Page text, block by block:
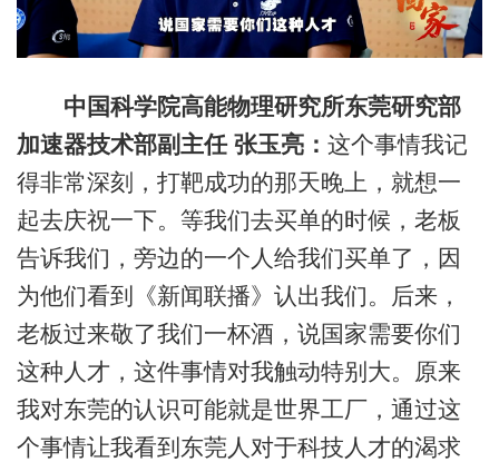
中国科学院高能物理研究所东莞研究部
加速器技术部副主任 张玉亮： 这个事情我记
得非常深刻，打靶成功的那天晚上，就想一
起去庆祝一下。等我们去买单的时候，老板
告诉我们，旁边的一个人给我们买单了，因
为他们看到《新闻联播》认出我们。后来，
老板过来敬了我们一杯酒，说国家需要你们
这种人才，这件事情对我触动特别大。原来
我对东莞的认识可能就是世界工厂，通过这
个事情让我看到东莞人对于科技人才的渴求